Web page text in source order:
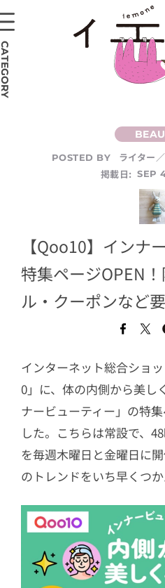
POSTED BY
ライター
掲載日: SEP
【Qoo10】インナ
特集ページOPEN
ル・クーポンなど
インターネット総合ショ
0」に、体の内側から美し
ナービューティー」の特
した。こちらは常設で、
を毎週木曜日と金曜日に
のトレンドをいち早くつ